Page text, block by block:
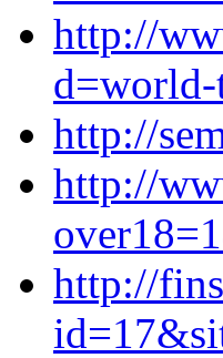
http://
http://
http://
http://